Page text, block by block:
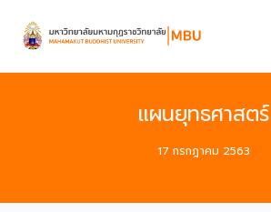
content
แผนยุทธศาสตร์
17 กรกฎาคม 2563